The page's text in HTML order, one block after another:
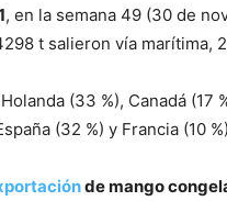
, en la semana 49 (30 de
t salieron vía marítima,
(33 %), Canadá
(32 %) y Francia (10
de mango